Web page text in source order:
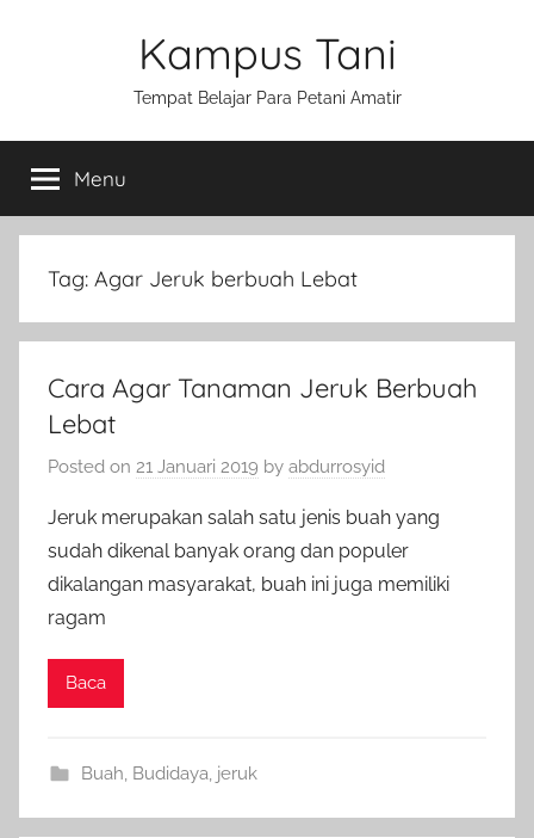
Kampus Tani
Tempat Belajar Para Petani Amatir
Menu
Tag: Agar Jeruk berbuah Lebat
Cara Agar Tanaman Jeruk Berbuah
Lebat
Posted on 21 Januari 2019 by abdurrosyid
Jeruk merupakan salah satu jenis buah yang
sudah dikenal banyak orang dan populer
dikalangan masyarakat, buah ini juga memiliki
ragam
Baca
Buah Budidaya jeruk